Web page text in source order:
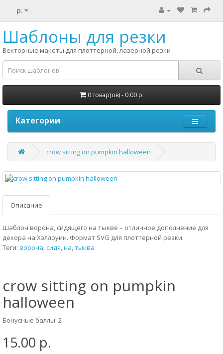
р.
Шаблоны для резки
Векторные макеты для плоттерной, лазерной резки
0 товар(ов) - 0.00 р.
Категории
crow sitting on pumpkin halloween
Описание
Шаблон ворона, сидящего на тыкве – отличное дополнение для
декора на Хэллоуин. Формат SVG для плоттерной резки.
Теги: ворона,сидя,на,тыква
crow sitting on pumpkin
halloween
Бонусные баллы: 2
15.00 р.